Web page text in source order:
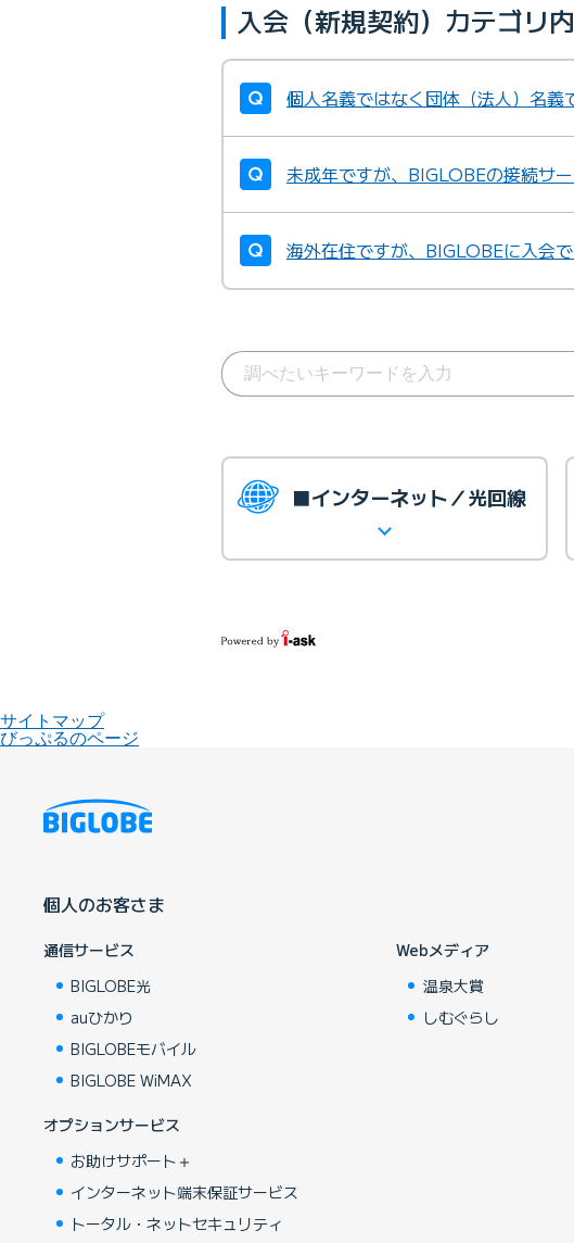
入会（新規契約）カテゴリ
個人名義ではなく団体（法人）名
未成年ですが、BIGLOBEの接続サ
海外在住ですが、BIGLOBEに入会
■インターネット／光回線
サイトマップ
びっぷるのページ
個人のお客さま
通信サービス
BIGLOBE光
auひかり
BIGLOBEモバイル
BIGLOBE WiMAX
オプションサービス
お助けサポート＋
インターネット端末保証サービス
トータル・ネットセキュリティ
Webメディア
温泉大賞
しむぐらし